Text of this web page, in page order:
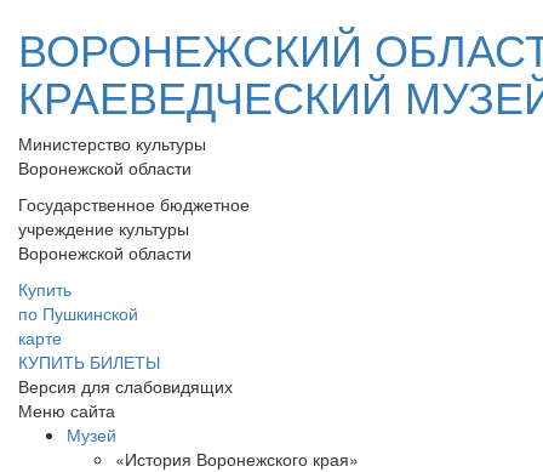
ВОРОНЕЖСКИЙ
КРАЕВЕДЧЕСКИЙ
Министерство культуры
Воронежской области
Государственное бюджетное
учреждение культуры
Воронежской области
Купить
по Пушкинской
карте
КУПИТЬ БИЛЕТЫ
Версия для слабовидящих
Меню сайта
Музей
«История Воронежского края»